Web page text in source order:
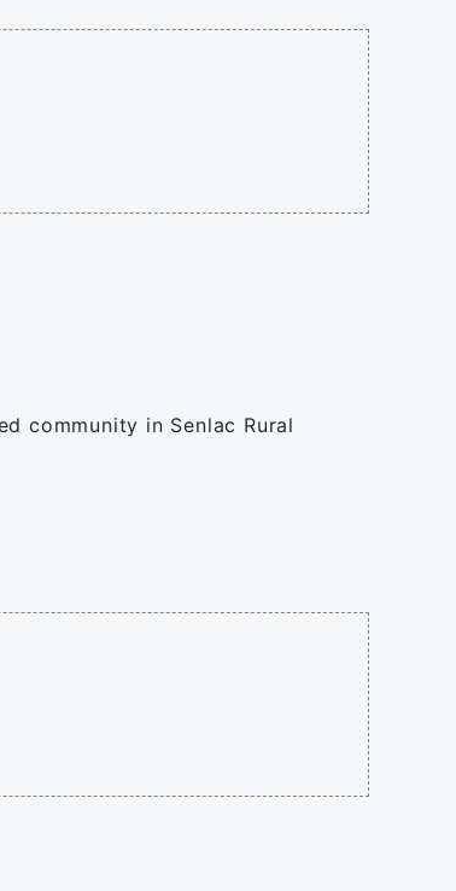
community in Senlac Rural